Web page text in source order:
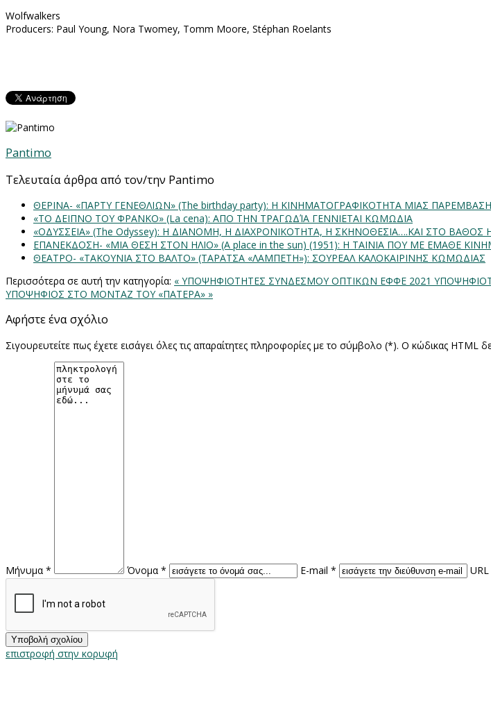
Wolfwalkers
Producers: Paul Young, Nora Twomey, Tomm Moore, Stéphan Roelants
Pantimo
Τελευταία άρθρα από τον/την Pantimo
ΘΕΡΙΝΑ- «ΠΑΡΤΥ ΓΕΝΕΘΛΙΩΝ» (The birthday party): H KINHMATOΓΡΑΦΙΚΟΤΗΤΑ ΜΙΑΣ
«ΤΟ ΔΕΙΠΝΟ ΤΟΥ ΦΡΑΝΚΟ» (La cena): ΑΠΟ ΤΗΝ ΤΡΑΓΩΔΊΑ ΓΕΝΝΙΕΤΑΙ ΚΩΜΩΔΙΑ
«ΟΔΥΣΣΕΙΑ» (The Odyssey): Η ΔΙΑΝΟΜΗ, Η ΔΙΑΧΡΟΝΙΚΟΤΗΤΑ, Η ΣΚΗΝΟΘΕΣΙΑ….ΚΑΙ ΣΤΟ ΒΑΘΟΣ
ΕΠΑΝΕΚΔΟΣΗ- «ΜΙΑ ΘΕΣΗ ΣΤΟΝ ΗΛΙΟ» (Α place in the sun) (1951): Η ΤΑΙΝΙΑ ΠΟΥ ΜΕ ΕΜΑΘΕ
ΘΕΑΤΡΟ- «ΤΑΚΟΥΝΙΑ ΣΤΟ ΒΑΛΤΟ» (ΤΑΡΑΤΣΑ «ΛΑΜΠΕΤΗ»): ΣΟΥΡΕΑΛ ΚΑΛΟΚΑΙΡΙΝΗΣ ΚΩΜΩΔΙΑΣ
Περισσότερα σε αυτή την κατηγορία: « ΥΠΟΨΗΦΙΟΤΗΤΕΣ ΣΥΝΔΕΣΜΟΥ ΟΠΤΙΚΩΝ ΕΦΦΕ 2021
ΥΠΟΨΗΦΙΟΣ ΣΤΟ ΜΟΝΤΑΖ ΤΟΥ «ΠΑΤΕΡΑ» »
Αφήστε ένα σχόλιο
Σιγουρευτείτε πως έχετε εισάγει όλες τις απαραίτητες πληροφορίες με το σύμβολο (*). Ο κώδικας HTML
Μήνυμα * Όνομα * E-mail *
επιστροφή στην κορυφή